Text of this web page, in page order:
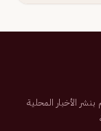
تم تأسيسها عام 2007م تهتم بنشر الأخبار المحلية